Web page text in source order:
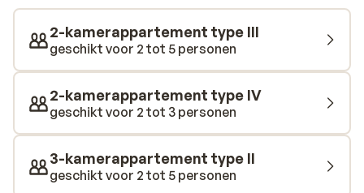
Daarnaast beschikken alle types over een moderne
keuken en een gezellige woon/eetkamer. Het centrum
van Gerlos, waar je terecht kunt voor je dagelijkse
boodschappen ligt op 10 minuten lopen. Na een mooie
dag skiën in het uitgebreide gebied kun je je lol op in de
Cin-Cin of Little Londen in het centrum. Honger
gekregen van al het gefeest? In de vele restaurants van
diner. Of je nu houdt van de Tiroler keuken, pizza,
pasta, fastfood, of zin hebt om juist uitgebreid te
2-kamerappartement type III
geschikt voor 2 tot 5 personen
2-kamerappartement type IV
geschikt voor 2 tot 3 personen
3-kamerappartement type II
geschikt voor 2 tot 5 personen